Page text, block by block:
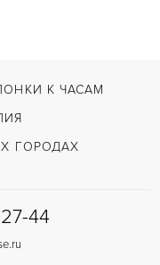
К ЧАСАМ
ГОРОДАХ
27-44